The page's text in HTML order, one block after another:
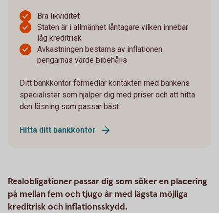
Bra likviditet
Staten är i allmänhet låntagare vilken innebär
låg kreditrisk
Avkastningen bestäms av inflationen
pengarnas värde bibehålls
Ditt bankkontor förmedlar kontakten med bankens
specialister som hjälper dig med priser och att hitta
den lösning som passar bäst.
Hitta ditt bankkontor
Realobligationer passar dig som söker en placering
på mellan fem och tjugo år med lägsta möjliga
kreditrisk och inflationsskydd.